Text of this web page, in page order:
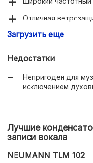
Отличная
Хорошее
ремешком;
Используется
Загрузить еще
Недостатки
Непригоден для
исключением
Лучшие
записи вокала
NEUMANN TLM 102